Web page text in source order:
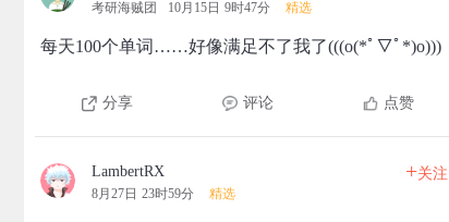
考研海贼团 10月15日 9时47分 精选
每天100个单词……好像满足不了我了(((o(*ﾟ▽ﾟ*)o)))
分享 评论 点赞
LambertRX
8月27日 23时59分 精选
+关注